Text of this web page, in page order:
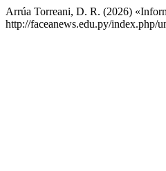
Arrúa Torreani, D. R. (2026)
http://faceanews.edu.py/index.php/